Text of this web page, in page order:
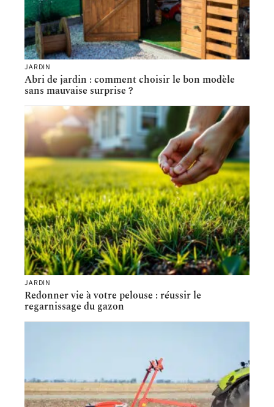
JARDIN
Abri de jardin : comment choisir le bon modèle
sans mauvaise surprise ?
JARDIN
Redonner vie à votre pelouse : réussir le
regarnissage du gazon